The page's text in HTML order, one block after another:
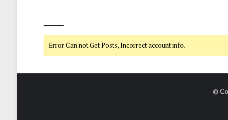
Error Can not Get Posts, Incorrect account info.
©